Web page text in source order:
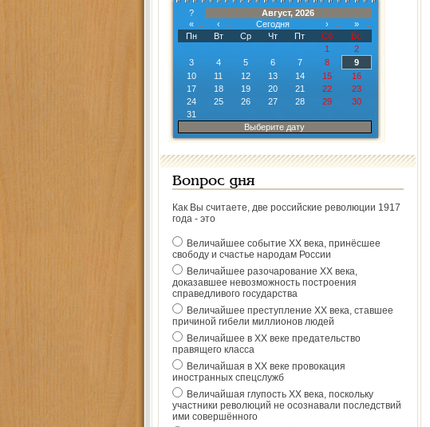
?
Август, 2026
«
‹ Сегодня ›
»
Пн
Вт Ср Чт Пт Сб
Вс
1
2
3
4 5 6 7 8
9
10
11 12 13 14 15
16
17
18 19 20 21 22
23
24
25 26 27 28 29
30
31
Выберите дату
Вопрос дня
Как Вы считаете, две российские революции 1917
года - это
Величайшее событие ХХ века, принёсшее
свободу и счастье народам России
Величайшее разочарование ХХ века,
доказавшее невозможность построения
справедливого государства
Величайшее преступление ХХ века, ставшее
причиной гибели миллионов людей
Величайшее в ХХ веке предательство
правящего класса
Величайшая в ХХ веке провокация
иностранных спецслужб
Величайшая глупость ХХ века, поскольку
участники революций не осознавали последствий
ими совершённого